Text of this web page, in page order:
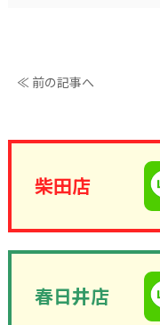
≪ 前の記事へ
柴田店
春日井店